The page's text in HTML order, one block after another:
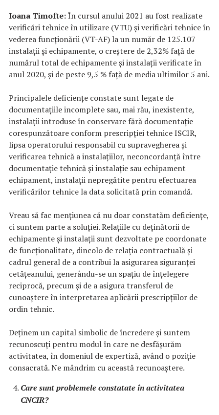
Ioana Timofte:În cursul anului 2021 au fost realizate
verificări tehnice în utilizare (VTU) și verificări tehnice în
vederea funcționării (VT-AF) la un număr de 125.107
instalații și echipamente, o creștere de 2,32% față de
numărul total de echipamente și instalații verificate în
anul 2020, și de peste 9,5 % față de media ultimilor 5 ani.
Principalele deficiențe constate sunt legate de
documentațiile incomplete sau, mai rău, inexistente,
instalații introduse în conservare fără documentație
corespunzătoare conform prescripției tehnice ISCIR,
lipsa operatorului responsabil cu supravegherea şi
verificarea tehnică a instalaţiilor, neconcordanță între
documentație tehnică și instalație sau echipament
echipament, instalații nepregătite pentru efectuarea
verificărilor tehnice la data solicitată prin comandă.
Vreau să fac mențiunea că nu doar constatăm deficiențe,
ci suntem parte a soluției. Relațiile cu deținătorii de
echipamente și instalații sunt dezvoltate pe coordonate
de funcționalitate, dincolo de relația contractuală și
cadrul general de a contribui la asigurarea siguranței
cetățeanului, generându-se un spațiu de înțelegere
reciprocă, precum și de a asigura transferul de
cunoaștere în interpretarea aplicării prescripțiilor de
ordin tehnic.
Deținem un capital simbolic de încredere și suntem
recunoscuți pentru modul în care ne desfășurăm
activitatea, în domeniul de expertiză, având o poziție
consacrată. Ne mândrim cu această recunoaștere.
Care sunt problemele constatate în activitatea
CNCIR?